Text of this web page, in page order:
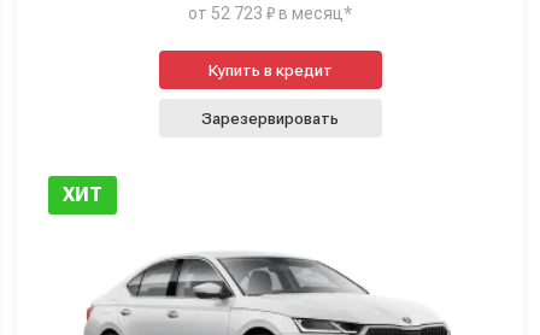
от 52 723 ₽ в месяц*
Купить в кредит
Зарезервировать
ХИТ